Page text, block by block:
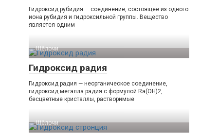
Гидроксид рубидия — соединение, состоящее из одного
иона рубидия и гидроксильной группы. Вещество
является одним
Щёлочи
Гидроксид радия
Гидроксид радия — неорганическое соединение,
гидроксид металла радия с формулой Ra(OH)2,
бесцветные кристаллы, растворимые
Щёлочи